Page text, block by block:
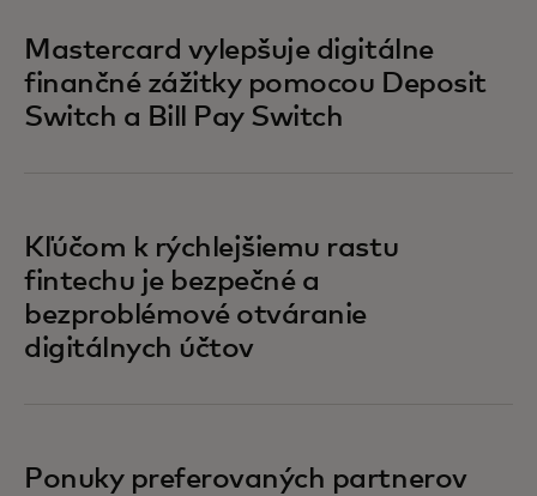
Mastercard vylepšuje digitálne
finančné zážitky pomocou Deposit
Switch a Bill Pay Switch
Kľúčom k rýchlejšiemu rastu
fintechu je bezpečné a
bezproblémové otváranie
digitálnych účtov
Ponuky preferovaných partnerov